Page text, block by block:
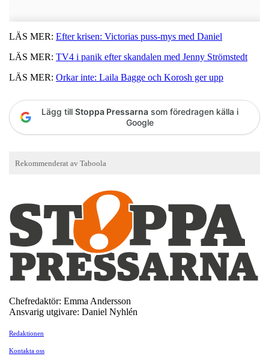
LÄS MER: Efter krisen: Victorias puss-mys med Daniel
LÄS MER: TV4 i panik efter skandalen med Jenny Strömstedt
LÄS MER: Orkar inte: Laila Bagge och Korosh ger upp
Lägg till Stoppa Pressarna som föredragen källa i
Google
Chefredaktör: Emma Andersson
Ansvarig utgivare: Daniel Nyhlén
Redaktionen
Kontakta oss